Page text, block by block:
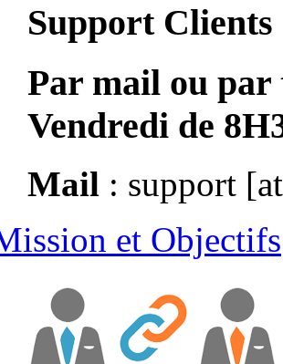
Support Clients
Par mail ou par
Vendredi de
Mail : support
et Objectifs